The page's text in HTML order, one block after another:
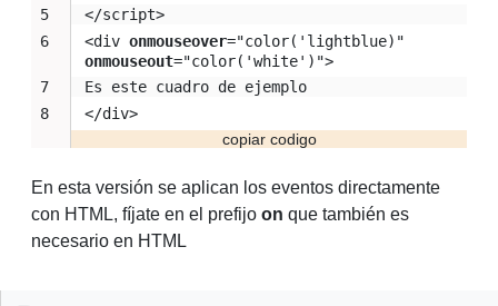
</script>
<div onmouseover
onmouseout="color('white')">
Es este cuadro de ejemplo
</div>
En esta versión se aplican los eventos directamente
con HTML, fíjate en el prefijo on que también es
necesario en HTML